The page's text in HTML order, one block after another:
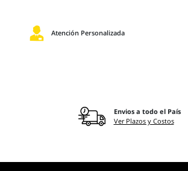
Atención Personalizada
Envios a todo el País
Ver Plazos y Costos